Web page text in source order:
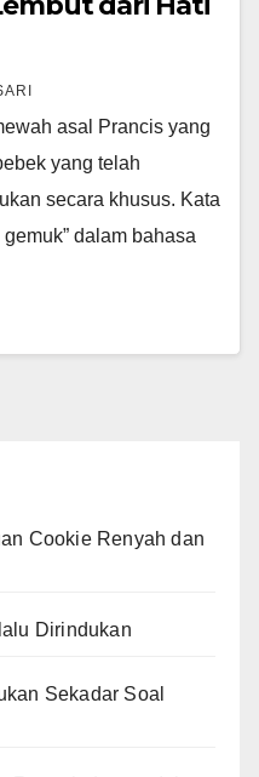
asal Prancis yang
yang telah
secara khusus. Kata
gemuk” dalam bahasa
Cookie Renyah dan
Dirindukan
Sekadar Soal